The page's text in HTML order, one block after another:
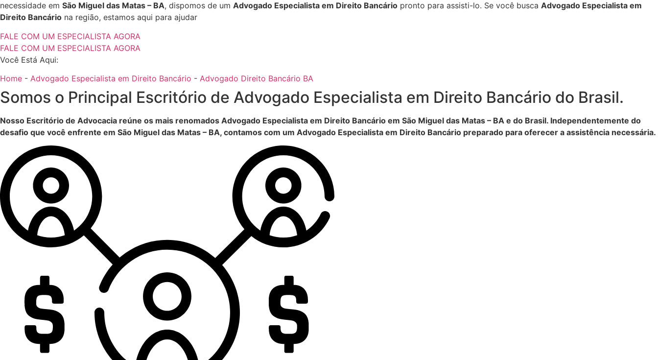
necessidade em São Miguel das Matas – BA, dispomos de um Advogado Especialista em Direito Bancário pronto para assisti-lo. Se você busca Advogado Especialista em
Direito Bancário na região, estamos aqui para ajudar
FALE COM UM ESPECIALISTA AGORA
FALE COM UM ESPECIALISTA AGORA
Você Está Aqui:
Home - Advogado Especialista em Direito Bancário - Advogado Direito Bancário BA
Somos o Principal Escritório de Advogado Especialista em Direito Bancário do Brasil.
Nosso Escritório de Advocacia reúne os mais renomados Advogado Especialista em Direito Bancário em São Miguel das Matas – BA e do Brasil. Independentemente do
desafio que você enfrente em São Miguel das Matas – BA, contamos com um Advogado Especialista em Direito Bancário preparado para oferecer a assistência necessária.